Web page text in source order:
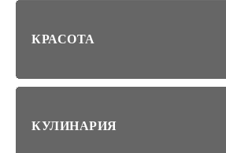
КРАСОТА
КУЛИНАРИЯ